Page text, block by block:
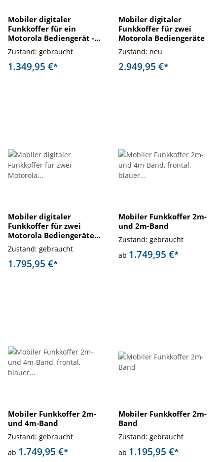
Mobiler digitaler
Funkkoffer für ein
Motorola Bediengerät -
gebraucht
Zustand: gebraucht
1.349,95 €*
Mobiler digitaler
Funkkoffer für zwei
Motorola Bediengeräte
Zustand: neu
2.949,95 €*
Mobiler digitaler
Funkkoffer für zwei
Motorola Bediengeräte-
gebraucht
Zustand: gebraucht
1.795,95 €*
Mobiler Funkkoffer 2m-
und 2m-Band
Zustand: gebraucht
ab 1.749,95 €*
Mobiler Funkkoffer 2m-
und 4m-Band
Zustand: gebraucht
ab 1.749,95 €*
Mobiler Funkkoffer 2m-
Band
Zustand: gebraucht
ab 1.195,95 €*